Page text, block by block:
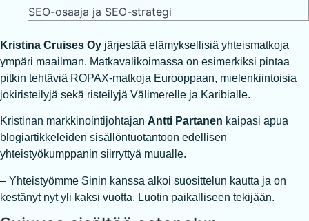
SEO-osaaja ja SEO-strategi
Kristina Cruises Oy järjestää elämyksellisiä yhteismatkoja
ympäri maailman. Matkavalikoimassa on esimerkiksi pintaa
pitkin tehtäviä ROPAX-matkoja Eurooppaan, mielenkiintoisia
jokiristeilyjä sekä risteilyjä Välimerelle ja Karibialle.
Kristinan markkinointijohtajan Antti Partanen kaipasi apua
blogiartikkeleiden sisällöntuotantoon edellisen
yhteistyökumppanin siirryttyä muualle.
– Yhteistyömme Sinin kanssa alkoi suosittelun kautta ja on
kestänyt nyt yli kaksi vuotta. Luotin paikalliseen tekijään.